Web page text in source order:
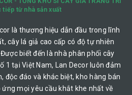
tiếp từ nhà sản xuất
là thương hiệu dẫn đầu trong lĩnh
cây lá giả cao cấp có độ tự nhiên
biết đến là nhà phân phối cây
1 tại Việt Nam, Lan Decor luôn đảm
độc đáo và khác biệt, kho hàng bán
mọi yêu cầu khắt khe nhất về